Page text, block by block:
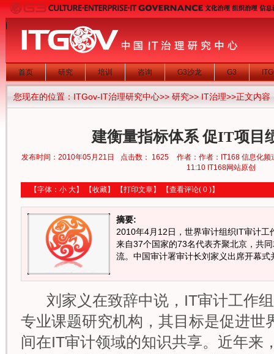
首页 研究 培训 咨询 G3沙龙 G3
您现在的位置： ITGov-IT治理研究中心>> 研究>> IT治理>>正文内容
建衡量指标体系 促IT项目
发布时间：2010年05月21日 点击数： 1625
作者：作者：IT168 信息化频
11:10 IT168网站原创
【字体： 小 大】 【收藏】 【打印文章】 【查看评论( 0 )】
摘要:
2010年4月12日，世界审计组织IT审计
来自37个国家的73名代表齐聚北京，共
流。中国审计署审计长刘家义出席开幕式
刘家义在致辞中说，IT审计工作
专业课题研究机构，其目标是促进世
间在IT审计领域的知识共享。近年来